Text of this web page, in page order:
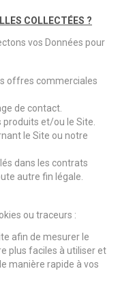
COLLECTÉES ?
vos Données pour
offres commerciales
de contact.
et/ou le Site.
le Site ou notre
dans les contrats
autre fin légale.
ou traceurs :
afin de mesurer le
plus faciles à utiliser et
manière rapide à vos